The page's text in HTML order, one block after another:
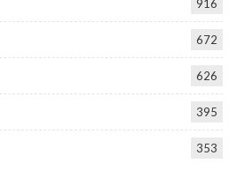
916
672
626
395
353